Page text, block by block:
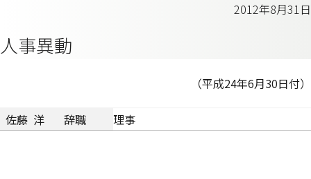
ドウで開きます）
ンドウで開きます）
ウインドウで開きます）
2012年8月31日
人事異動
（平成24年6月30日付）
佐藤 洋 辞職 理事